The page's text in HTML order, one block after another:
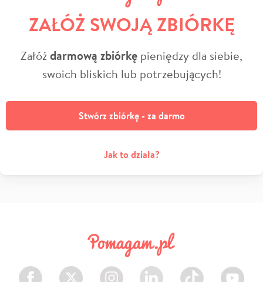
ZAŁÓŻ SWOJĄ ZBIÓRKĘ
Załóżdarmową zbiórkę pieniędzy dla siebie,
swoich bliskich lub potrzebujących!
Stwórz zbiórkę - za darmo
Jak to działa?
Facebook Twitter Instagram LinkedIn TikTok Youtube